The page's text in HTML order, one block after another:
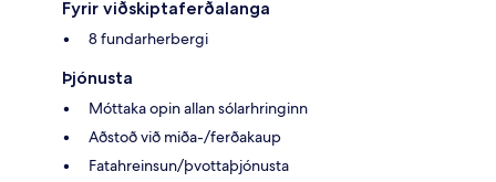
Fyrir viðskiptaferðalanga
8 fundarherbergi
Þjónusta
Móttaka opin allan sólarhringinn
Aðstoð við miða-/ferðakaup
Fatahreinsun/þvottaþjónusta